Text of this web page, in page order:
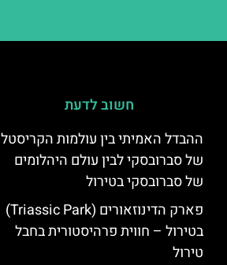
חשוב לדעת
ההבדל האמיתי בין עולמות הקריסטל
של סברובסקי לבין עולם היהלומים
של סברובסקי בטירול
פארק הדינוזאורים (Triassic Park)
בטירול – חווית פרהיסטורית בחבל
טירול